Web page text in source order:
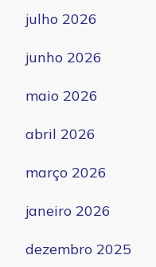
julho 2026
junho 2026
maio 2026
abril 2026
março 2026
janeiro 2026
dezembro 2025